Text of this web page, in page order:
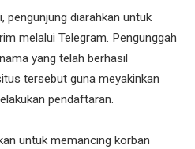
pengunjung diarahkan untuk
melalui Telegram. Pengunggah
yang telah berhasil
tersebut guna meyakinkan
pendaftaran.
untuk memancing korban